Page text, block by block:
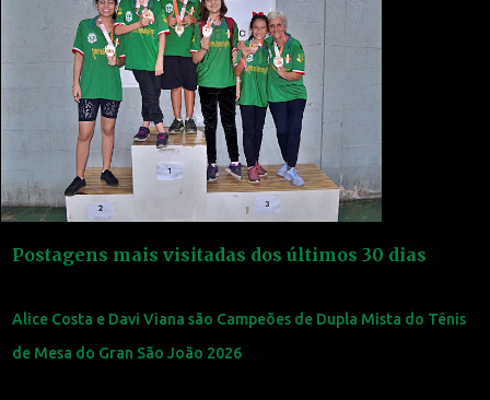
Postagens mais visitadas dos últimos 30 dias
Alice Costa e Davi Viana são Campeões de Dupla Mista do Tênis
de Mesa do Gran São João 2026